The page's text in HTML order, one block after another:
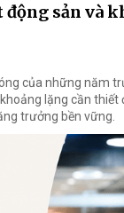
sản và
của những năm
lặng cần thiết
trưởng bền vững.